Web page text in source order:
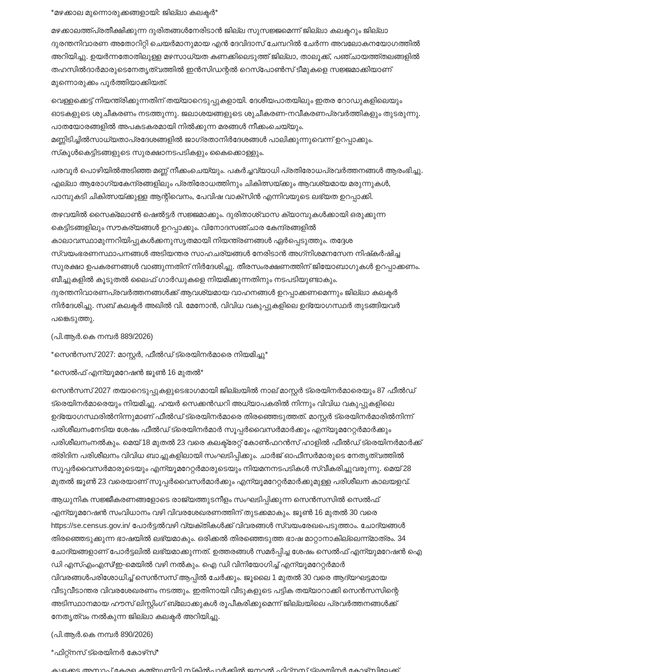
*മഴക്കാല മുന്നൊരുക്കങ്ങളായി: ജില്ലാ കലക്ടര്‍*
മഴക്കാലത്ത്പ്രതീക്ഷിക്കുന്ന ദുരിതങ്ങള്‍നേരിടാന്‍ ജില്ല സുസജ്ജമെന്ന് ജില്ലാ കലക്ടറും ജില്ലാ
ദുരന്തനിവാരണ അതോറിറ്റി ചെയര്‍മാനുമായ എന്‍ ദേവിദാസ് ചേമ്പറില്‍ ചേര്‍ന്ന അവലോകനയോഗത്തില്‍
അറിയിച്ചു. ഉയര്‍ന്നതോതിലുള്ള മഴസാധ്യത കണക്കിലെടുത്ത് ജില്ലാ, താലൂക്ക്, പഞ്ചായത്ത്തലങ്ങളില്‍
തഹസില്‍ദാര്‍മാരുടെനേതൃത്വത്തില്‍ ഇന്‍സിഡന്റല്‍ റെസ്‌പോണ്‍സ് ടീമുകളെ സജ്ജമാക്കിയാണ്
മുന്നൊരുക്കം പൂര്‍ത്തിയാക്കിയത്.
വെള്ളക്കെട്ട് നിയന്ത്രിക്കുന്നതിന് തയ്യാറെടുപ്പുകളായി. ദേശീയപാതയിലും ഇതര റോഡുകളിലെയും
ഓടകളുടെ ശുചീകരണം നടത്തുന്നു. ജലാശയങ്ങളുടെ ശുചീകരണ-നവീകരണപ്രവര്‍ത്തികളും തുടരുന്നു.
പാതയോരങ്ങളില്‍ അപകടകരമായി നില്‍ക്കുന്ന മരങ്ങള്‍ നീക്കംചെയ്യും.
മണ്ണിടിച്ചില്‍സാധ്യതാപ്രദേശങ്ങളില്‍ ജാഗ്രതാനിര്‍ദേശങ്ങള്‍ പാലിക്കുന്നുവെന്ന് ഉറപ്പാക്കും.
സ്‌കൂള്‍കെട്ടിടങ്ങളുടെ സുരക്ഷാനടപടികളും കൈക്കൊള്ളും.
പരവൂര്‍ പൊഴിയില്‍അടിഞ്ഞ മണ്ണ് നീക്കംചെയ്യും. പകര്‍ച്ചവ്യാധി പ്രതിരോധപ്രവര്‍ത്തനങ്ങള്‍ ആരംഭിച്ചു.
എല്ലാ ആരോഗ്യകേന്ദ്രങ്ങളിലും പ്രതിരോധത്തിനും ചികിത്സയ്ക്കും ആവശ്യമായ മരുന്നുകള്‍,
പാമ്പുകടി ചികിത്സയ്ക്കുള്ള ആന്റിവെനം, പേവിഷ വാക്സിന്‍ എന്നിവയുടെ ലഭ്യത ഉറപ്പാക്കി.
തഴവയില്‍ സൈക്ലോണ്‍ ഷെല്‍ട്ടര്‍ സജ്ജമാക്കും. ദുരിതാശ്വാസ ക്യാമ്പുകള്‍ക്കായി ഒരുക്കുന്ന
കെട്ടിടങ്ങളിലും സൗകര്യങ്ങള്‍ ഉറപ്പാക്കും. വിനോദസഞ്ചാര കേന്ദ്രങ്ങളില്‍
കാലാവസ്ഥാമുന്നറിയിപ്പുകള്‍ക്കനുസൃതമായി നിയന്ത്രണങ്ങള്‍ ഏര്‍പ്പെടുത്തും. തദ്ദേശ
സ്വയംഭരണസ്ഥാപനങ്ങള്‍ അടിയന്തര സാഹചര്യങ്ങള്‍ നേരിടാന്‍ അഗ്‌നിശമനസേന നിഷ്‌കര്‍ഷിച്ച
സുരക്ഷാ ഉപകരണങ്ങള്‍ വാങ്ങുന്നതിന് നിര്‍ദേശിച്ചു. തീരസംരക്ഷണത്തിന് ജിയോബാഗുകള്‍ ഉറപ്പാക്കണം.
ബീച്ചുകളില്‍ കൂടുതല്‍ ലൈഫ് ഗാര്‍ഡുകളെ നിയമിക്കുന്നതിനും നടപടിയുണ്ടാകും.
ദുരന്തനിവാരണപ്രവര്‍ത്തനങ്ങള്‍ക്ക് ആവശ്യമായ വാഹനങ്ങള്‍ ഉറപ്പാക്കണമെന്നും ജില്ലാ കലക്ടര്‍
നിര്‍ദേശിച്ചു. സബ് കലക്ടര്‍ അഖില്‍ വി. മേനോന്‍, വിവിധ വകുപ്പുകളിലെ ഉദ്യോഗസ്ഥര്‍ തുടങ്ങിയവര്‍
പങ്കെടുത്തു.
(പി.ആര്‍.കെ നമ്പര്‍ 889/2026)
*സെന്‍സസ് 2027: മാസ്റ്റര്‍, ഫീല്‍ഡ് ട്രെയിനര്‍മാരെ നിയമിച്ചു*
*സെല്‍ഫ് എന്യൂമറേഷന്‍ ജൂണ്‍ 16 മുതല്‍*
സെന്‍സസ് 2027 തയാറെടുപ്പുകളുടെഭാഗമായി ജില്ലയില്‍ നാല് മാസ്റ്റര്‍ ട്രെയിനര്‍മാരെയും 87 ഫീല്‍ഡ്
ട്രെയിനര്‍മാരെയും നിയമിച്ചു. ഹയര്‍ സെക്കന്‍ഡറി അധ്യാപകരില്‍ നിന്നും വിവിധ വകുപ്പുകളിലെ
ഉദ്യോഗസ്ഥരില്‍നിന്നുമാണ് ഫീല്‍ഡ് ട്രെയിനര്‍മാരെ തിരഞ്ഞെടുത്തത്. മാസ്റ്റര്‍ ട്രെയിനര്‍മാരില്‍നിന്ന്
പരിശീലനംനേടിയ ശേഷം ഫീല്‍ഡ് ട്രെയിനര്‍മാര്‍ സൂപ്പര്‍വൈസര്‍മാര്‍ക്കും എന്യൂമറേറ്റര്‍മാര്‍ക്കും
പരിശീലനംനല്‍കും. മെയ് 18 മുതല്‍ 23 വരെ കലക്ട്രേറ്റ് കോണ്‍ഫറന്‍സ് ഹാളില്‍ ഫീല്‍ഡ് ട്രെയിനര്‍മാര്‍ക്ക്
ത്രിദിന പരിശീലനം വിവിധ ബാച്ചുകളിലായി സംഘടിപ്പിക്കും. ചാര്‍ജ് ഓഫീസര്‍മാരുടെ നേതൃത്വത്തില്‍
സൂപ്പര്‍വൈസര്‍മാരുടെയും എന്യൂമറേറ്റര്‍മാരുടെയും നിയമനനടപടികള്‍ സ്വീകരിച്ചുവരുന്നു. മെയ് 28
മുതല്‍ ജൂണ്‍ 23 വരെയാണ് സൂപ്പര്‍വൈസര്‍മാര്‍ക്കും എന്യൂമറേറ്റര്‍മാര്‍ക്കുമുള്ള പരിശീലന കാലയളവ്.
ആധുനിക സജ്ജീകരണങ്ങളോടെ രാജ്യത്തുടനീളം സംഘടിപ്പിക്കുന്ന സെന്‍സസില്‍ സെല്‍ഫ്
എന്യൂമറേഷന്‍ സംവിധാനം വഴി വിവരശേഖരണത്തിന് തുടക്കമാകും. ജൂണ്‍ 16 മുതല്‍ 30 വരെ
https://se.census.gov.in/ പോര്‍ട്ടല്‍വഴി വ്യക്തികള്‍ക്ക് വിവരങ്ങള്‍ സ്വയംരേഖപെടുത്താം. ചോദ്യങ്ങള്‍
തിരഞ്ഞെടുക്കുന്ന ഭാഷയില്‍ ലഭ്യമാകും. ഒരിക്കല്‍ തിരഞ്ഞെടുത്ത ഭാഷ മാറ്റാനാകില്ലെന്ന്മാത്രം. 34
ചോദ്യങ്ങളാണ് പോര്‍ട്ടലില്‍ ലഭ്യമാക്കുന്നത്. ഉത്തരങ്ങള്‍ സമര്‍പ്പിച്ച ശേഷം സെല്‍ഫ് എന്യുമറേഷന്‍ ഐ
ഡി എസ്എംഎസ്/ഇ-മെയില്‍ വഴി നല്‍കും. ഐ ഡി വിനിയോഗിച്ച് എന്യൂമറേറ്റര്‍മാര്‍
വിവരങ്ങള്‍പരിശോധിച്ച് സെന്‍സസ് ആപ്പില്‍ ചേര്‍ക്കും. ജൂലൈ 1 മുതല്‍ 30 വരെ ആദ്യഘട്ടമായ
വീടുവീടാന്തര വിവരശേഖരണം നടത്തും. ഇതിനായി വീടുകളുടെ പട്ടിക തയ്യാറാക്കി സെന്‍സസിന്റെ
അടിസ്ഥാനമായ ഹൗസ് ലിസ്റ്റിംഗ് ബ്ലോക്കുകള്‍ രൂപീകരിക്കുമെന്ന് ജില്ലയിലെ പ്രവര്‍ത്തനങ്ങള്‍ക്ക്
നേതൃത്വം നല്‍കുന്ന ജില്ലാ കലക്ടര്‍ അറിയിച്ചു.
(പി.ആര്‍.കെ നമ്പര്‍ 890/2026)
*ഫിറ്റ്‌നസ് ട്രെയിനര്‍ കോഴ്‌സ്*
കുളക്കട അസാപ്പ് കേരള കമ്മ്യൂണിറ്റി സ്‌കില്‍പാര്‍ക്കില്‍ ജനറല്‍ ഫിറ്റ്‌നസ് ട്രെയിനര്‍ കോഴ്‌സിലേക്ക്